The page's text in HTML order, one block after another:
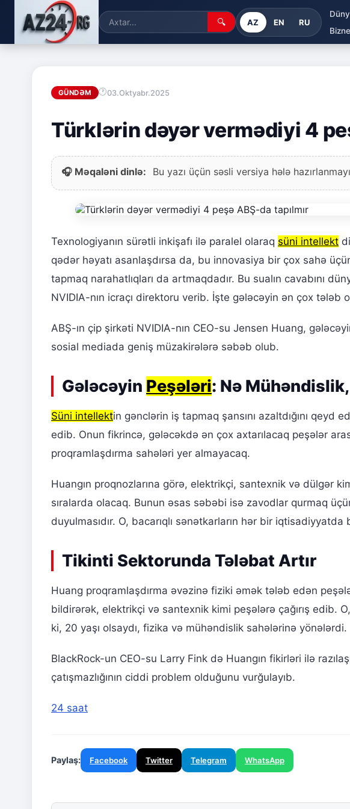
🔍 AZ EN RU
GÜNDƏM 03.Oktyabr.2025
Türklərin dəyər vermədiyi 4
🎧 Məqaləni dinlə: Bu yazı üçün səsli versiya hələ
Texnologiyanın sürətli inkişafı ilə paralel olaraq süni intellekt
qədər həyatı asanlaşdırsa da, bu innovasiya bir çox sahə
tapmaq narahatlıqları da artmaqdadır. Bu sualın cavabını
NVIDIA-nın icraçı direktoru verib. İşte gələcəyin ən çox tələb
ABŞ-ın çip şirkəti NVIDIA-nın CEO-su Jensen Huang,
sosial mediada geniş müzakirələrə səbəb olub.
Gələcəyin Peşələri: Nə
Süni intellektin gənclərin iş tapmaq şansını azaltdığını qeyd
edib. Onun fikrincə, gələcəkdə ən çox axtarılacaq peşələr
proqramlaşdırma sahələri yer almayacaq.
Huangın proqnozlarına görə, elektrikçi, santexnik və dülgər
sıralarda olacaq. Bunun əsas səbəbi isə zavodlar qurmaq
duyulmasıdır. O, bacarıqlı sənətkarların hər bir iqtisadiyyatda
Tikinti Sektorunda Tələbat Artır
Huang proqramlaşdırma əvəzinə fiziki əmək tələb edən
bildirərək, elektrikçi və santexnik kimi peşələrə çağırış edib.
ki, 20 yaşı olsaydı, fizika və mühəndislik sahələrinə yönələrdi.
BlackRock-un CEO-su Larry Fink də Huangın fikirləri ilə
çatışmazlığının ciddi problem olduğunu vurğulayıb.
24 saat
Paylaş: Facebook Twitter Telegram WhatsApp